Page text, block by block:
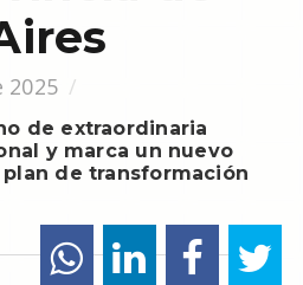
2025
de extraordinaria
y marca un nuevo
de transformación